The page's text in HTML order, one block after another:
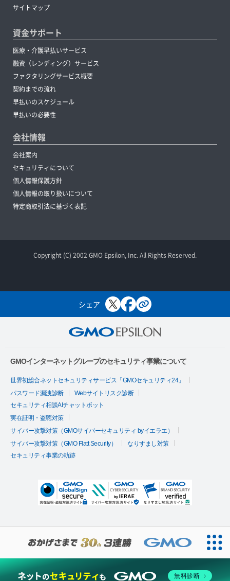
サイトマップ
資金サポート
医療・介護早払いサービス
融資（レンディング）サービス
ファクタリングサービス概要
契約までの流れ
早払いのスケジュール
早払いの必要性
会社情報
会社案内
セキュリティについて
個人情報保護方針
個人情報の取り扱いについて
特定商取引法に基づく表記
Copyright (C) 2002 GMO Epsilon, Inc. All Rights Reserved.
シェア
GMOインターネットグループのセキュリティ事業について
世界初総合ネットセキュリティサービス「GMOセキュリティ24」
パスワード漏洩診断
Webサイトリスク診断
セキュリティ相談AIチャットボット
実在証明・盗聴対策
サイバー攻撃対策（GMOサイバーセキュリティ byイエラエ）
サイバー攻撃対策（GMO Flatt Security）
なりすまし対策
セキュリティ事業の軌跡
無料診断